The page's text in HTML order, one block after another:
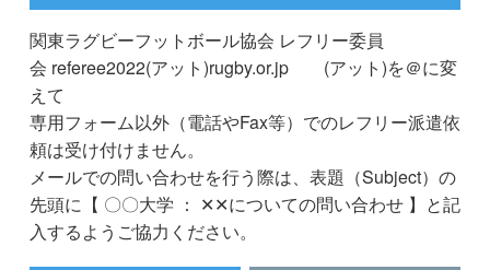
関東ラグビーフットボール協会 レフリー委員
会 referee2022(アット)rugby.or.jp (アット)を＠に変
えて
専用フォーム以外（電話やFax等）でのレフリー派遣依
頼は受け付けません。
メールでの問い合わせを行う際は、表題（Subject）の
先頭に【 〇〇大学 ： ✕✕についての問い合わせ 】と記
入するようご協力ください。